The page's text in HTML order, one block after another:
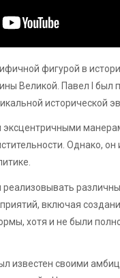
фигурой в
Великой. Павел I
исторической
эксцентричными
Однако,
реализовывать
включая
хотя и не были
известен своими